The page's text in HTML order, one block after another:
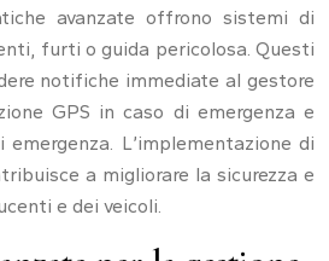
avanzate offrono sistemi di
furti o guida pericolosa. Questi
notifiche immediate al gestore
GPS in caso di emergenza e
L’implementazione di
a migliorare la sicurezza e
e dei veicoli.